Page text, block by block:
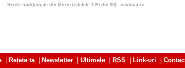
Reţete tradiţionale din Mexic (reţetele 1-20 din 30) - eculinar.ro
Rețeta ta| Newsletter Ultimele RSS Link-uri